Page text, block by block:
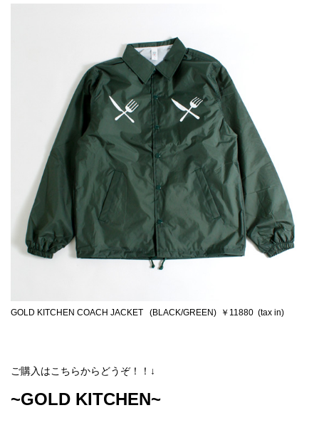
GOLD KITCHEN COACH JACKET (BLACK/GREEN) ￥11880 (tax in)
ご購入はこちらからどうぞ！！↓
~GOLD KITCHEN~